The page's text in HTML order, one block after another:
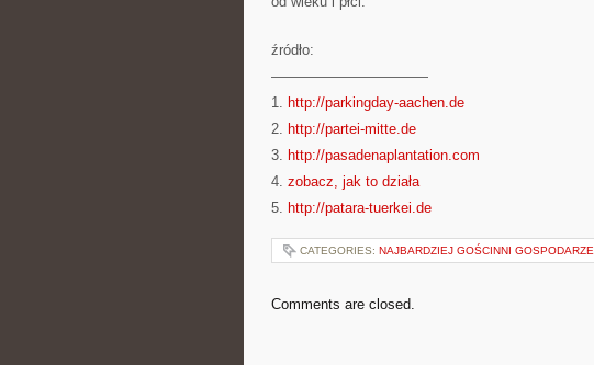
źródło:
———————————
1. http://parkingday-aachen.de
2. http://partei-mitte.de
3. http://pasadenaplantation.com
4. zobacz, jak to działa
5. http://patara-tuerkei.de
CATEGORIES: NAJBARDZIEJ GOŚCINNI GOSPODARZE
Comments are closed.